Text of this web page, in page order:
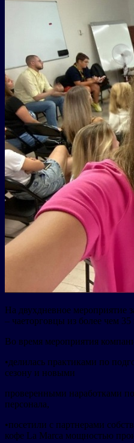
На двухдневное мероприятие
– чаеторговцы из более чем
Во время мероприятия
•делилась практиками по
сезону и новыми
проверенными наработками
персонала,
•посетили с партнерами
кофе La Marca мощностью